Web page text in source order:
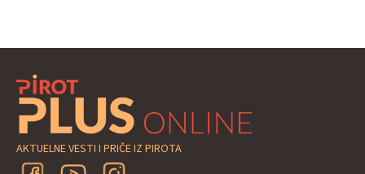
AKTUELNE VESTI I PRIČE IZ PIROTA